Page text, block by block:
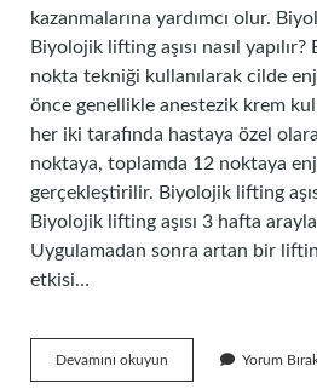
kazanmalarına yardımcı olur.
Biyolojik lifting aşısı nasıl
nokta tekniği kullanılarak cilde
önce genellikle anestezik krem
her iki tarafında hastaya özel
noktaya, toplamda 12 noktaya
gerçekleştirilir. Biyolojik lifting
Biyolojik lifting aşısı 3 hafta
Uygulamadan sonra artan bir
etkisi…
Devamını okuyun Biyolojik
Aşı
Yorum